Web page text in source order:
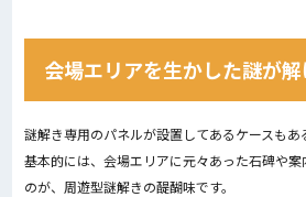
会場エリアを生かした謎が解
謎解き専用のパネルが設置してあるケースもあ
基本的には、会場エリアに元々あった石碑や案
のが、周遊型謎解きの醍醐味です。